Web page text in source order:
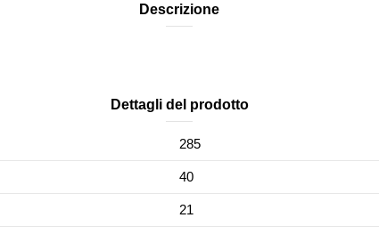
Descrizione
Dettagli del prodotto
285
40
21